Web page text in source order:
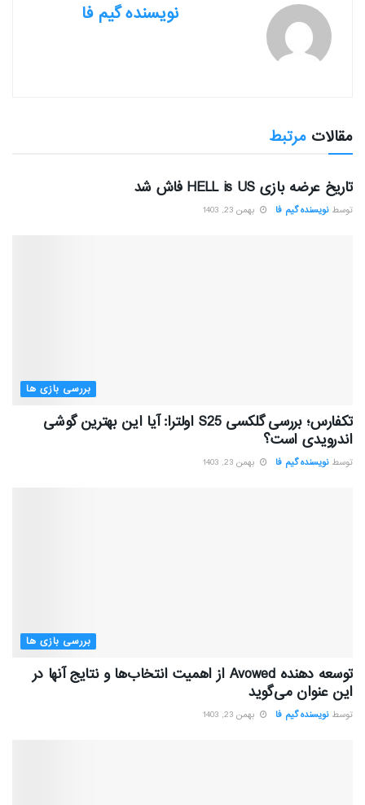
نویسنده گیم فا
مقالات مرتبط
تاریخ عرضه بازی HELL is US فاش شد
توسط نویسنده گیم فا بهمن 23, 1403
بررسی بازی ها
تکفارس؛ بررسی گلکسی S25 اولترا: آیا این بهترین گوشی
اندرویدی است؟
توسط نویسنده گیم فا بهمن 23, 1403
بررسی بازی ها
توسعه دهنده Avowed از اهمیت انتخاب‌ها و نتایج آنها در
این عنوان می‌گوید
توسط نویسنده گیم فا بهمن 23, 1403